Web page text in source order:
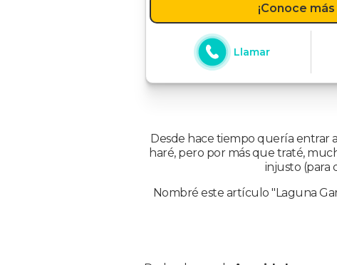
¡Conoce
Llamar
Desde hace tiempo quería entrar
haré, pero por más que traté,
injusto (para
Nombré este artículo "Laguna